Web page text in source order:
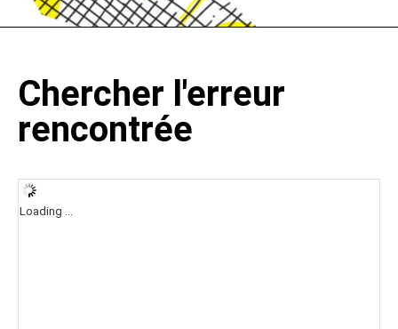
Chercher l'erreur
rencontrée
Loading ...